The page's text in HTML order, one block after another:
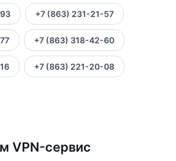
+7 (863) 231-21-57
+7 (863) 318-42-60
+7 (863) 221-20-08
VPN-сервис